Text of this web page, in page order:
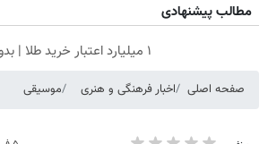
مطالب پیشنهادی
۱ میلیارد اعتبار خرید طلا | بدون ضامن و چک
صفحه اصلی اخبار فرهنگی و هنری موسیقی